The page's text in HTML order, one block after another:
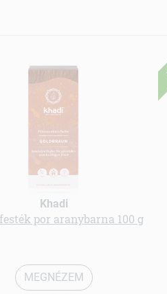
Khadi
por aranybarna 100 g
MEGNÉZEM